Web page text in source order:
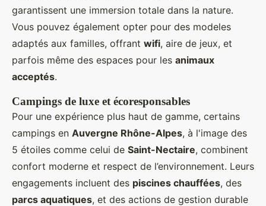
garantissent une immersion totale dans la nature.
Vous pouvez également opter pour des modeles
adaptés aux familles, offrant wifi, aire de jeux, et
parfois même des espaces pour les animaux
acceptés.
Campings de luxe et écoresponsables
Pour une expérience plus haut de gamme, certains
campings en Auvergne Rhône-Alpes, à l'image des
5 étoiles comme celui de Saint-Nectaire, combinent
confort moderne et respect de l’environnement. Leurs
engagements incluent des piscines chauffées, des
parcs aquatiques, et des actions de gestion durable